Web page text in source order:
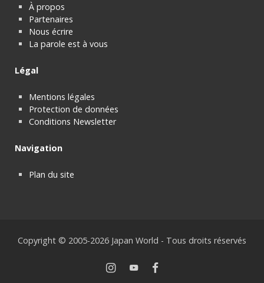
À propos
Partenaires
Nous écrire
La parole est à vous
Légal
Mentions légales
Protection de données
Conditions Newsletter
Navigation
Plan du site
Copyright © 2005-2026 Japan World - Tous droits réservés